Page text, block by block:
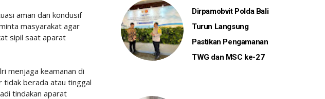
aman dan kondusif
masyarakat agar
sipil saat aparat
menjaga keamanan di
tidak berada atau tinggal
tindakan aparat
Dirpamobvit Polda Bali
Turun Langsung
Pastikan Pengamanan
TWG dan MSC ke-27